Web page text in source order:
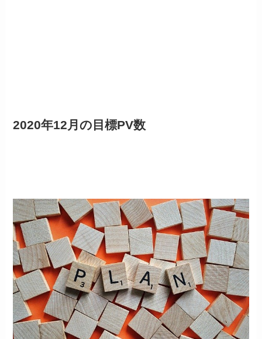
2020年12月の目標PV数